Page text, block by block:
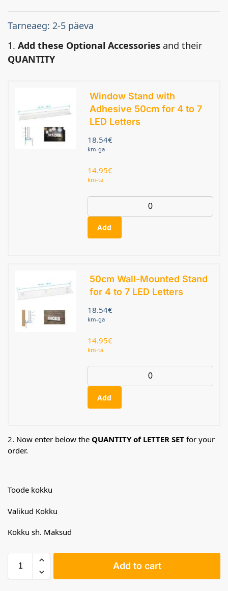
Tarneaeg: 2-5 päeva
1. Add these Optional Accessories and their
QUANTITY
Window Stand with
Adhesive 50cm for 4 to 7
LED Letters
18.54€
km-ga
14.95€
km-ta
Add
50cm Wall-Mounted Stand
for 4 to 7 LED Letters
18.54€
km-ga
14.95€
km-ta
Add
2. Now enter below the QUANTITY of LETTER SET for your
order.
Toode kokku
Valikud Kokku
Kokku sh. Maksud
Add to cart